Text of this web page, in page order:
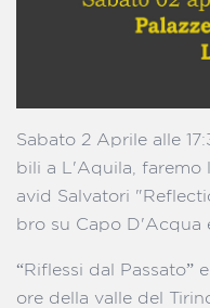
Sabato 2 Aprile alle
bili a L'Aquila, faremo
avid Salvatori
bro su Capo D'Acqua
“Riflessi dal Passato”
ore della valle del